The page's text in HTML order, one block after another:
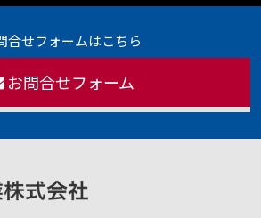
合せフォームはこちら
お問合せフォーム